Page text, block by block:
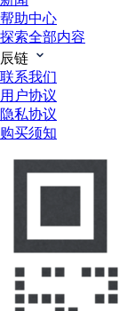
帮助中心
探索全部内容
辰链
联系我们
用户协议
隐私协议
购买须知